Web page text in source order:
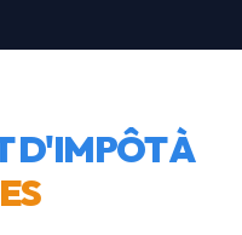
D'IMPÔT À